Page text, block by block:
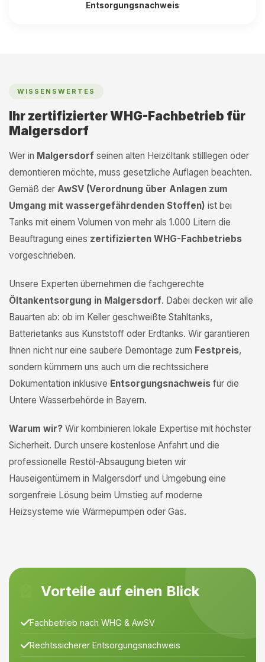
Entsorgungsnachweis
WISSENSWERTES
Ihr zertifizierter WHG-Fachbetrieb für
Malgersdorf
Wer in Malgersdorf seinen alten Heizöltank stilllegen oder
demontieren möchte, muss gesetzliche Auflagen beachten.
Gemäß der AwSV (Verordnung über Anlagen zum
Umgang mit wassergefährdenden Stoffen) ist bei
Tanks mit einem Volumen von mehr als 1.000 Litern die
Beauftragung eines zertifizierten WHG-Fachbetriebs
vorgeschrieben.
Unsere Experten übernehmen die fachgerechte
Öltankentsorgung in Malgersdorf. Dabei decken wir alle
Bauarten ab: ob im Keller geschweißte Stahltanks,
Batterietanks aus Kunststoff oder Erdtanks. Wir garantieren
Ihnen nicht nur eine saubere Demontage zum Festpreis,
sondern kümmern uns auch um die rechtssichere
Dokumentation inklusive Entsorgungsnachweis für die
Untere Wasserbehörde in Bayern.
Warum wir? Wir kombinieren lokale Expertise mit höchster
Sicherheit. Durch unsere kostenlose Anfahrt und die
professionelle Restöl-Absaugung bieten wir
Hauseigentümern in Malgersdorf und Umgebung eine
sorgenfreie Lösung beim Umstieg auf moderne
Heizsysteme wie Wärmepumpen oder Gas.
Vorteile auf einen Blick
Fachbetrieb nach WHG & AwSV
Rechtssicherer Entsorgungsnachweis